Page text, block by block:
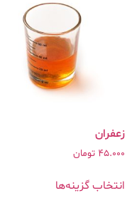
زعفران
45.000 تومان
انتخاب گزینه‌ها